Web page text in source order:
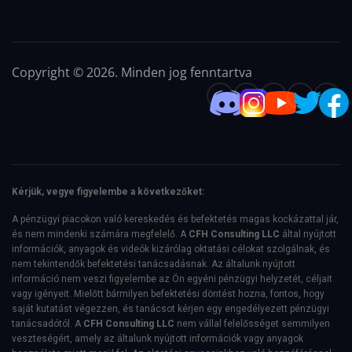
Copyright © 2026. Minden jog fenntartva
Kérjük, vegye figyelembe a következőket:
A pénzügyi piacokon való kereskedés és befektetés magas kockázattal jár,
és nem mindenki számára megfelelő. A CFH Consulting LLC által nyújtott
információk, anyagok és videók kizárólag oktatási célokat szolgálnak, és
nem tekintendők befektetési tanácsadásnak. Az általunk nyújtott
információ nem veszi figyelembe az Ön egyéni pénzügyi helyzetét, céljait
vagy igényeit. Mielőtt bármilyen befektetési döntést hozna, fontos, hogy
saját kutatást végezzen, és tanácsot kérjen egy engedélyezett pénzügyi
tanácsadótól. A CFH Consulting LLC nem vállal felelősséget semmilyen
veszteségért, amely az általunk nyújtott információk vagy anyagok